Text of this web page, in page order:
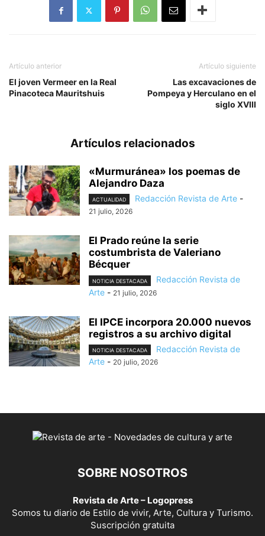
Artículo anterior
El joven Vermeer en la Real
Pinacoteca Mauritshuis
Artículo siguiente
Las excavaciones de
Pompeya y Herculano en el
siglo XVIII
Artículos relacionados
«Murmuránea» los poemas de
Alejandro Daza
ACTUALIDAD Redacción Revista de Arte -
21 julio, 2026
El Prado reúne la serie
costumbrista de Valeriano
Bécquer
NOTICIA DESTACADA
Redacción Revista de
Arte - 21 julio, 2026
El IPCE incorpora 20.000 nuevos
registros a su archivo digital
NOTICIA DESTACADA
Redacción Revista de
Arte - 20 julio, 2026
SOBRE NOSOTROS
Revista de Arte – Logopress
Somos tu diario de Estilo de vivir, Arte, Cultura y Turismo.
Suscripción gratuita